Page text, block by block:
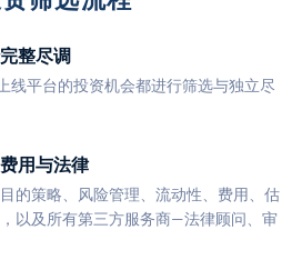
整尽调
线平台的投资机会都进行筛选与独立尽
用与法律
的策略、风险管理、流动性、费用、估
以及所有第三方服务商—法律顾问、审